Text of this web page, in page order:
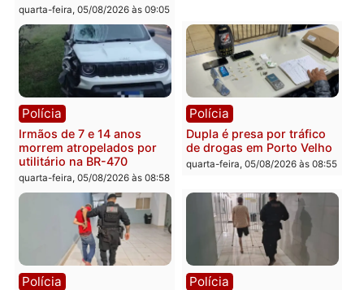
Polícia
Adolescentes são
apreendidos após furto em
farmácia na zona sul de
Porto Velho
quarta-feira, 05/08/2026 às 09:15
Polícia
Ciclista de 66 anos é
assaltado durante
pedalada na Estrada da
quarta-feira, 05/08/2026 às